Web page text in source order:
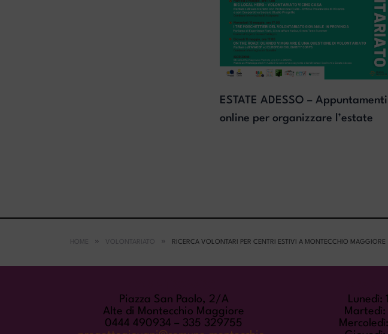
ESTATE ADESSO – Appuntamenti
online per organizzare l’estate
HOME VOLONTARIATO RICERCA VOLONTARI PER CENTRI ESTIVI A MONTECCHIO MAGGIORE
Piazza San Paolo, 2/A
Alte di Montecchio Maggiore
0444 490934 – 335 329755
Martedì: